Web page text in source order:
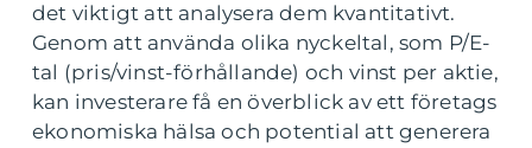
det viktigt att analysera dem kvantitativt.
Genom att använda olika nyckeltal, som P/E-
tal (pris/vinst-förhållande) och vinst per aktie,
kan investerare få en överblick av ett företags
ekonomiska hälsa och potential att generera